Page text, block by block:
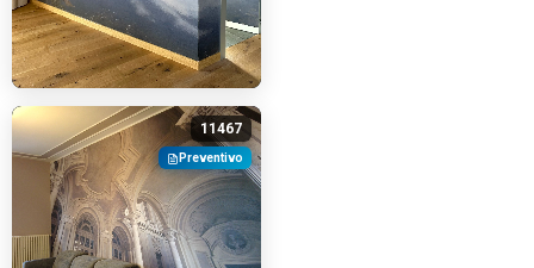
11467
Preventivo